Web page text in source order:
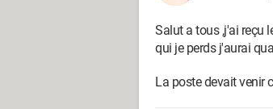
Salut a tous ,j'ai reçu
qui je perds j'aurai
La poste devait venir